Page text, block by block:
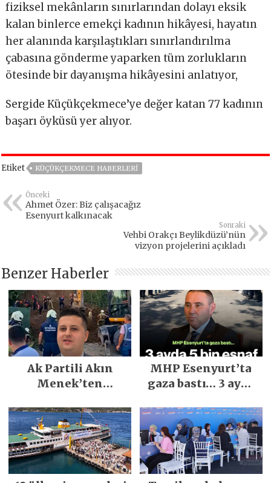
fiziksel mekânların sınırlarından dolayı eksik
kalan binlerce emekçi kadının hikâyesi, hayatın
her alanında karşılaştıkları sınırlandırılma
çabasına gönderme yaparken tüm zorlukların
ötesinde bir dayanışma hikâyesini anlatıyor,
Sergide Küçükçekmece’ye değer katan 77 kadının
başarı öyküsü yer alıyor.
Etiket KÜÇÜKÇEKMECE HABERLERI
Önceki
Ahmet Özer: Biz çalışacağız
Esenyurt kalkınacak
Sonraki
Vehbi Orakçı Beylikdüzü’nün
vizyon projelerini açıkladı
Benzer Haberler
Ak Partili Akın
Menek’ten
heyelan sonrası
kritik uyarı
MHP Esenyurt’ta
gaza bastı… 3 ayda
edildi